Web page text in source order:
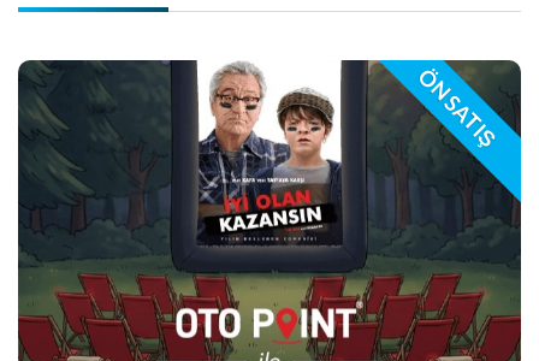
play_arrow
ÖN SATIŞ